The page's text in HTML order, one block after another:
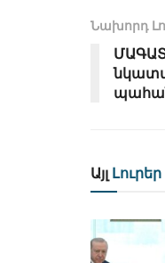
Նախորդ
Այլ Լուրեր